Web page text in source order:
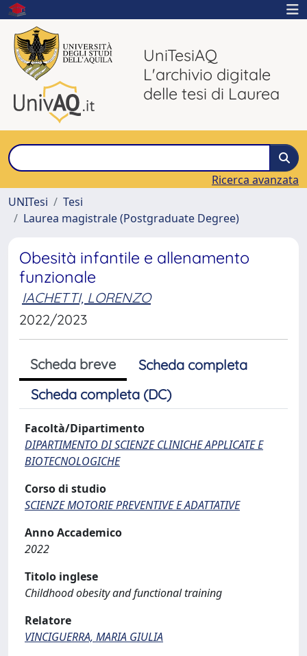
UniTesiAQ
L'archivio digitale
delle tesi di Laurea
Ricerca avanzata
UNITesi
Tesi
Laurea magistrale (Postgraduate Degree)
Obesità infantile e allenamento
funzionale
IACHETTI, LORENZO
2022/2023
Scheda breve
Scheda completa
Scheda completa (DC)
Facoltà/Dipartimento
DIPARTIMENTO DI SCIENZE CLINICHE APPLICATE E
BIOTECNOLOGICHE
Corso di studio
SCIENZE MOTORIE PREVENTIVE E ADATTATIVE
Anno Accademico
2022
Titolo inglese
Childhood obesity and functional training
Relatore
VINCIGUERRA, MARIA GIULIA